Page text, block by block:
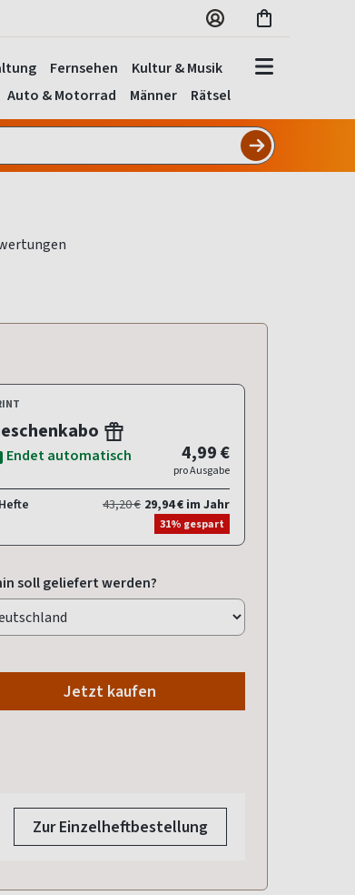
Fernsehen
Kultur & Musik
Auto & Motorrad Männer Rätsel
Endet automatisch 4,99 €
pro Ausgabe
43,20 € 29,94 € im Jahr
31% gespart
soll geliefert werden?
Jetzt kaufen
Zur Einzelheftbestellung